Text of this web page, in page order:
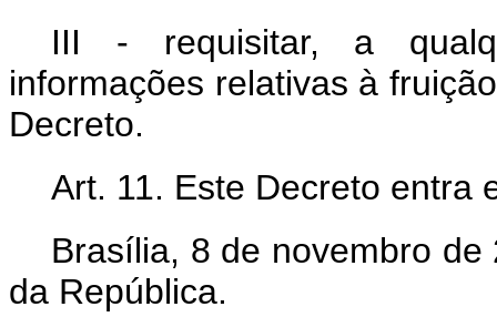
III - requisitar, a
informações relativas à
Decreto.
Art. 11. Este Decreto entra
Brasília, 8 de novembro de
da República.